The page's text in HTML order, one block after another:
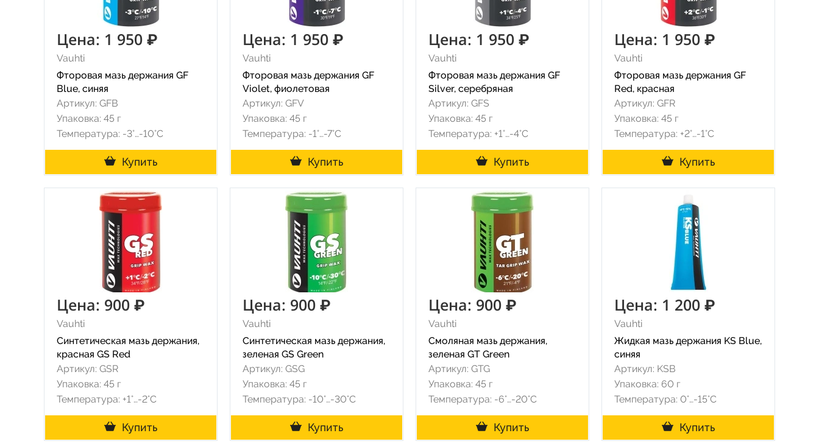
Цена: 1 950 ₽
Vauhti
Фторовая мазь держания GF
Blue, синяя
Артикул: GFB
Упаковка: 45 г
Температура: -3°…-10°C
Купить
Цена: 1 950 ₽
Vauhti
Фторовая мазь держания GF
Violet, фиолетовая
Артикул: GFV
Упаковка: 45 г
Температура: -1°…-7°C
Купить
Цена: 1 950 ₽
Vauhti
Фторовая мазь держания GF
Silver, серебряная
Артикул: GFS
Упаковка: 45 г
Температура: +1°…-4°C
Купить
Цена: 1 950 ₽
Vauhti
Фторовая мазь держания GF
Red, красная
Артикул: GFR
Упаковка: 45 г
Температура: +2°…-1°C
Купить
Цена: 900 ₽
Vauhti
Синтетическая мазь держания,
красная GS Red
Артикул: GSR
Упаковка: 45 г
Температура: +1°…-2°C
Купить
Цена: 900 ₽
Vauhti
Синтетическая мазь держания,
зеленая GS Green
Артикул: GSG
Упаковка: 45 г
Температура: -10°…-30°C
Купить
Цена: 900 ₽
Vauhti
Смоляная мазь держания,
зеленая GT Green
Артикул: GTG
Упаковка: 45 г
Температура: -6°…-20°C
Купить
Цена: 1 200 ₽
Vauhti
Жидкая мазь держания KS Blue,
синяя
Артикул: KSB
Упаковка: 60 г
Температура: 0°…-15°C
Купить